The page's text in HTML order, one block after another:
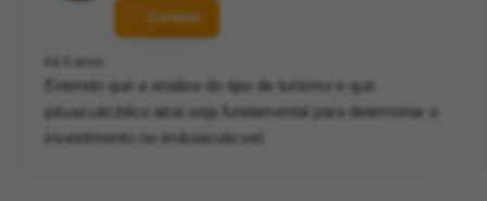
Contatar
há 6 anos
Entendo que a analise do tipo de turismo e que
p&uacute;blico atrai seja fundamental para determinar o
investimento no im&oacute;vel.